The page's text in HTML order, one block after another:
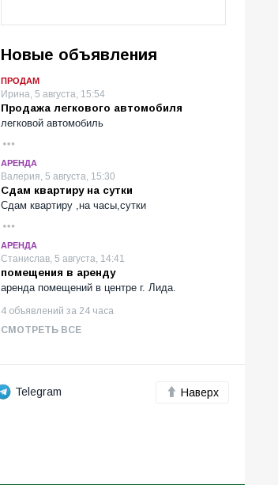
Новые объявления
ПРОДАМ
Ирина, 5 августа, 15:54
Продажа легкового автомобиля
легковой автомобиль
АРЕНДА
Валерия, 5 августа, 15:30
Сдам квартиру на сутки
Сдам квартиру ,на часы,сутки
АРЕНДА
Станислав, 5 августа, 14:41
помещения в аренду
аренда помещений в центре г. Лида.
4 объявлений за 24 часа
СМОТРЕТЬ ВСЕ
Telegram
Наверх